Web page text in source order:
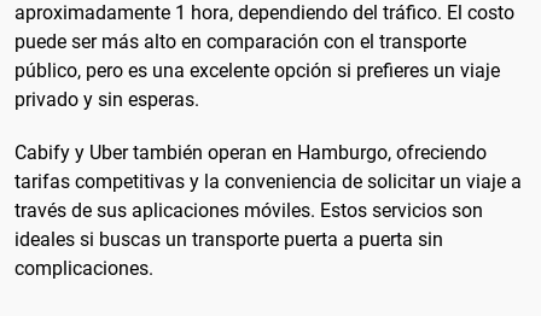
aproximadamente 1 hora, dependiendo del tráfico. El costo
puede ser más alto en comparación con el transporte
público, pero es una excelente opción si prefieres un viaje
privado y sin esperas.
Cabify y Uber también operan en Hamburgo, ofreciendo
tarifas competitivas y la conveniencia de solicitar un viaje a
través de sus aplicaciones móviles. Estos servicios son
ideales si buscas un transporte puerta a puerta sin
complicaciones.